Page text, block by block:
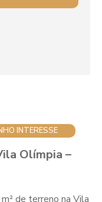
INTERESSE
Olímpia –
de terreno na Vila